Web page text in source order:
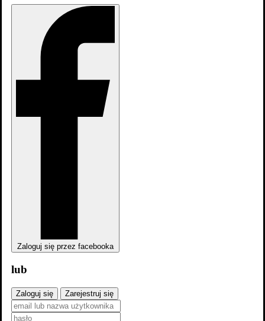
Skocz do wybranego zawodu
Zaloguj się przez facebooka
lub
Zaloguj się Zarejestruj się